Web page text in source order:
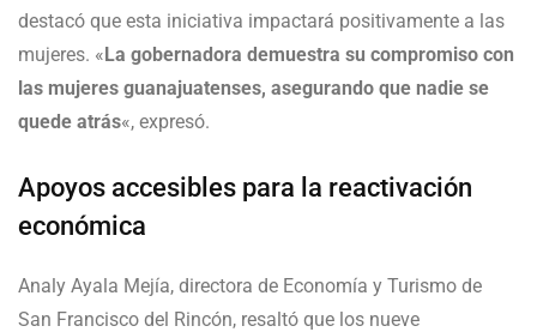
destacó que esta iniciativa impactará positivamente a las
mujeres. «La gobernadora demuestra su compromiso con
las mujeres guanajuatenses, asegurando que nadie se
quede atrás«, expresó.
Apoyos accesibles para la reactivación
económica
Analy Ayala Mejía, directora de Economía y Turismo de
San Francisco del Rincón, resaltó que los nueve